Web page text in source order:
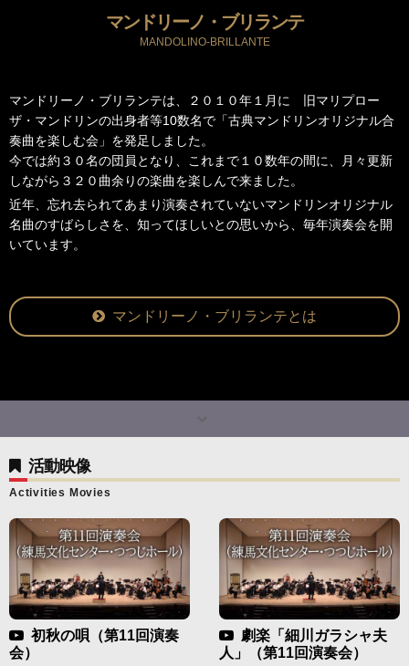
マンドリーノ・ブリランテ
MANDOLINO-BRILLANTE
マンドリーノ・ブリランテは、２０１０年１月に 旧マリプロー
ザ・マンドリンの出身者等10数名で「古典マンドリンオリジナル合
奏曲を楽しむ会」を発足しました。
今では約３０名の団員となり、これまで１０数年の間に、月々更新
しながら３２０曲余りの楽曲を楽しんで来ました。
近年、忘れ去られてあまり演奏されていないマンドリンオリジナル
名曲のすばらしさを、知ってほしいとの思いから、毎年演奏会を開
いています。
マンドリーノ・ブリランテとは
活動映像
Activities Movies
初秋の唄（第11回演奏
会）
劇楽「細川ガラシャ夫
人」（第11回演奏会）